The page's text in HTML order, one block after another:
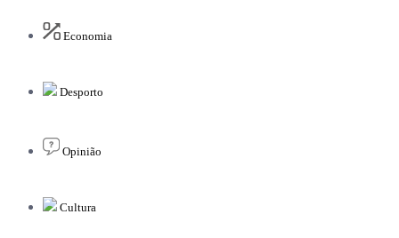
Economia
Desporto
Opinião
Cultura